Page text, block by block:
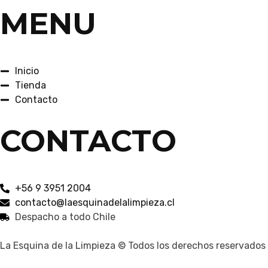
e
b
k
-
f
t
a
MENU
Inicio
Tienda
Contacto
CONTACTO
+56 9 3951 2004
contacto@laesquinadelalimpieza.cl
Despacho a todo Chile
La Esquina de la Limpieza © Todos los derechos reservados